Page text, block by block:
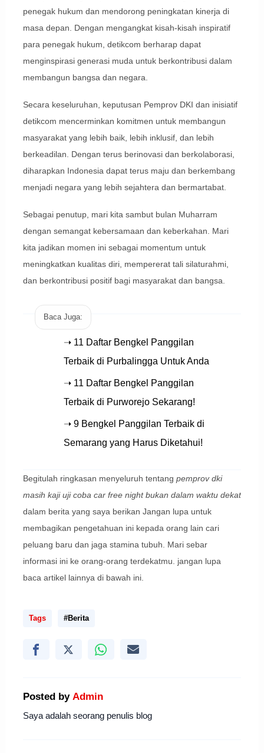
penegak hukum dan mendorong peningkatan kinerja di
masa depan. Dengan mengangkat kisah-kisah inspiratif
para penegak hukum, detikcom berharap dapat
menginspirasi generasi muda untuk berkontribusi dalam
membangun bangsa dan negara.
Secara keseluruhan, keputusan Pemprov DKI dan inisiatif
detikcom mencerminkan komitmen untuk membangun
masyarakat yang lebih baik, lebih inklusif, dan lebih
berkeadilan. Dengan terus berinovasi dan berkolaborasi,
diharapkan Indonesia dapat terus maju dan berkembang
menjadi negara yang lebih sejahtera dan bermartabat.
Sebagai penutup, mari kita sambut bulan Muharram
dengan semangat kebersamaan dan keberkahan. Mari
kita jadikan momen ini sebagai momentum untuk
meningkatkan kualitas diri, mempererat tali silaturahmi,
dan berkontribusi positif bagi masyarakat dan bangsa.
Baca Juga:
➝ 11 Daftar Bengkel Panggilan
Terbaik di Purbalingga Untuk Anda
➝ 11 Daftar Bengkel Panggilan
Terbaik di Purworejo Sekarang!
➝ 9 Bengkel Panggilan Terbaik di
Semarang yang Harus Diketahui!
Begitulah ringkasan menyeluruh tentang pemprov dki
masih kaji uji coba car free night bukan dalam waktu dekat
dalam berita yang saya berikan Jangan lupa untuk
membagikan pengetahuan ini kepada orang lain cari
peluang baru dan jaga stamina tubuh. Mari sebar
informasi ini ke orang-orang terdekatmu. jangan lupa
baca artikel lainnya di bawah ini.
Tags #Berita
Posted by Admin
Saya adalah seorang penulis blog